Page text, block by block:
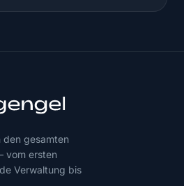
gesamten
vom ersten
Verwaltung bis